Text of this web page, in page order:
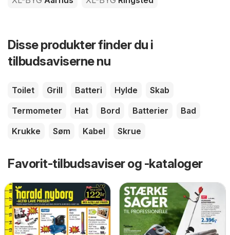
Disse produkter finder du i
tilbudsaviserne nu
Toilet Grill Batteri Hylde
Skab
Termometer
Hat Bord Batterier
Bad
Krukke
Søm Kabel Skrue
Favorit-tilbudsaviser og -kataloger